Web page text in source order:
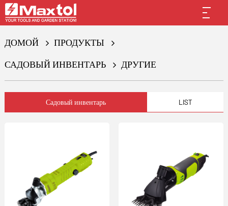
ДОМОЙ
ПРОДУКТЫ
САДОВЫЙ ИНВЕНТАРЬ
ДРУГИЕ
Садовый инвентарь LIST